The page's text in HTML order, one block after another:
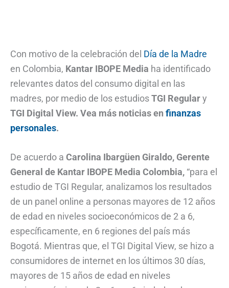
Con motivo de la celebración del Día de la Madre
en Colombia, Kantar IBOPE Media ha identificado
relevantes datos del consumo digital en las
madres, por medio de los estudiosTGI Regulary
TGI Digital View. Vea más noticias en finanzas
personales.
De acuerdo a Carolina Ibargüen Giraldo, Gerente
General de Kantar IBOPE Media Colombia, “para el
estudio de TGI Regular, analizamos los resultados
de un panel online a personas mayores de 12 años
de edad en niveles socioeconómicos de 2 a 6,
específicamente, en 6 regiones del país más
Bogotá. Mientras que, el TGI Digital View, se hizo a
consumidores de internet en los últimos 30 días,
mayores de 15 años de edad en niveles